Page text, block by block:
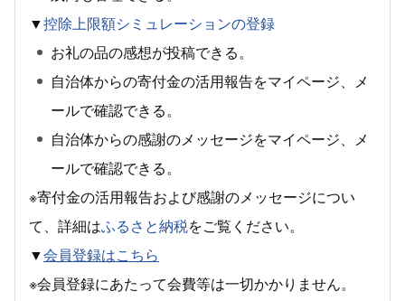
▼控除上限額シミュレーションの登録
お礼の品の感想が投稿できる。
自治体からの寄付金の活用報告をマイページ、メ
ールで確認できる。
自治体からの感謝のメッセージをマイページ、メ
ールで確認できる。
※寄付金の活用報告および感謝のメッセージについ
て、詳細はふるさと納税をご覧ください。
▼会員登録はこちら
※会員登録にあたって会費等は一切かかりません。